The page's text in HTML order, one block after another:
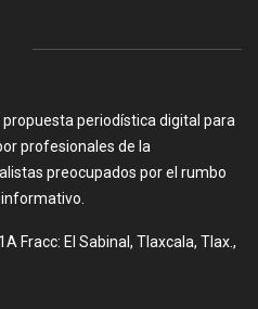
periodística digital para
profesionales de la
preocupados por el rumbo
Fracc: El Sabinal, Tlaxcala, Tlax.,